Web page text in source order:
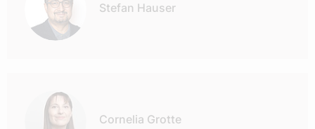
Stefan Hauser
Cornelia Grotte